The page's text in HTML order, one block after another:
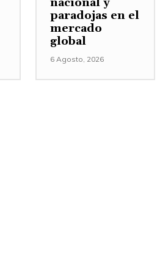
nacional y
paradojas en el
mercado
global
6 Agosto, 2026